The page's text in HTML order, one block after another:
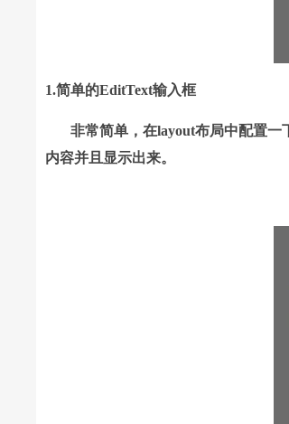
1.简单的EditText输入框
非常简单，在layout布局中配置一
内容并且显示出来。